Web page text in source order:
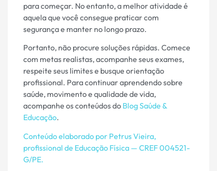
para começar. No entanto, a melhor atividade é
aquela que você consegue praticar com
segurança e manter no longo prazo.
Portanto, não procure soluções rápidas. Comece
com metas realistas, acompanhe seus exames,
respeite seus limites e busque orientação
profissional. Para continuar aprendendo sobre
saúde, movimento e qualidade de vida,
acompanhe os conteúdos do Blog Saúde &
Educação.
Conteúdo elaborado por Petrus Vieira,
profissional de Educação Física — CREF 004521-
G/PE.